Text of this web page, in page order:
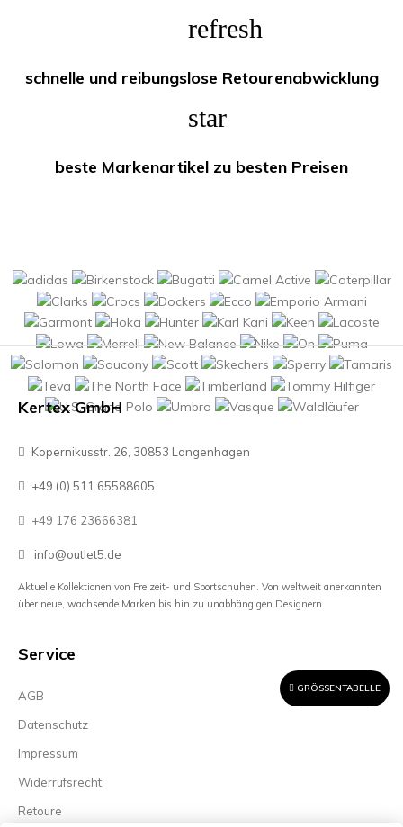
GRÖSSENTABELLE
refresh
schnelle und reibungslose Retourenabwicklung
star
beste Markenartikel zu besten Preisen
Kertex GmbH
Kopernikusstr. 26, 30853 Langenhagen
+49 (0) 511 65588605
+49 176 23666381
info@outlet5.de
Aktuelle Kollektionen von Freizeit- und Sportschuhen. Von weltweit anerkannten
über neue, wachsende Marken bis hin zu unabhängigen Designern.
Service
AGB
Datenschutz
Impressum
Widerrufsrecht
Retoure